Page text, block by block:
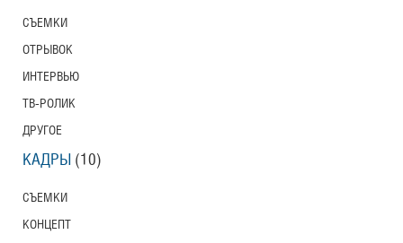
СЪЕМКИ
ОТРЫВОК
ИНТЕРВЬЮ
ТВ-РОЛИК
ДРУГОЕ
КАДРЫ (10)
СЪЕМКИ
КОНЦЕПТ